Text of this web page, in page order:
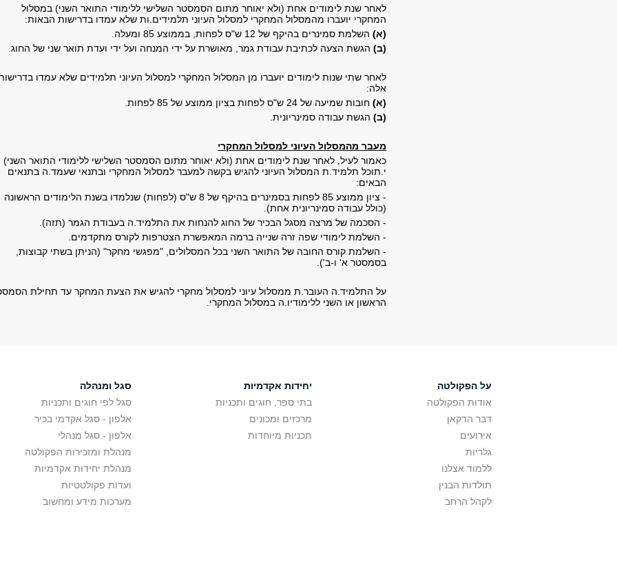
לאחר שנת לימודים אחת (ולא יאוחר מתום הסמסטר השלישי ללימודי התואר השני) במסלול
המחקרי יועברו מהמסלול המחקרי למסלול העיוני תלמידים.ות שלא עמדו בדרישות הבאות:
(א) השלמת סמינרים בהיקף של 12 ש"ס לפחות, בממוצע 85 ומעלה.
(ב) הגשת הצעה לכתיבת עבודת גמר, מאושרת על ידי המנחה ועל ידי ועדת תואר שני של החוג.
לאחר שתי שנות לימודים יועברו מן המסלול המחקרי למסלול העיוני תלמידים שלא עמדו
אלה:
(א) חובות שמיעה של 24 ש"ס לפחות בציון ממוצע של 85 לפחות.
(ב) הגשת עבודה סמינריונית
מעבר מהמסלול העיוני למסלול המחקרי
כאמור לעיל, לאחר שנת לימודים אחת (ולא יאוחר מתום הסמסטר השלישי ללימודי התואר השני)
י.תוכל תלמיד.ת המסלול העיוני להגיש בקשה למעבר למסלול המחקרי ובתנאי שעמד.ה בתנאים
הבאים:
- ציון ממוצע 85 לפחות בסמינרים בהיקף של 8 ש"ס (לפחות) שנלמדו בשנת הלימודים הראשונה
(כולל עבודה סמינריונית אחת).
- הסכמה של מרצה מסגל הבכיר של החוג להנחות את התלמיד.ה בעבודת הגמר (תזה).
- השלמת לימודי שפה זרה שנייה ברמה המאפשרת הצטרפות לקורס מתקדמים.
- השלמת קורס החובה של התואר השני בכל המסלולים, "מפגשי מחקר" (הניתן בשתי קבוצות,
בסמסטר א' ו-ב').
על התלמיד.ה העובר.ת ממסלול עיוני למסלול מחקרי להגיש את הצעת המחקר עד תחילת
הראשון או השני ללימודיו.ה במסלול המחקרי.
על הפקולטה
אודות הפקולטה
דבר הדקאן
אירועים
גלריות
ללמוד אצלנו
תולדות הבנין
לקהל הרחב
יחידות אקדמיות
בתי ספר, חוגים ותכניות
מרכזים ומכונים
תכניות מיוחדות
סגל ומנהלה
סגל לפי חוגים ותכניות
אלפון - סגל אקדמי בכיר
אלפון - סגל מנהלי
מנהלת ומזכירות הפקולטה
מנהלת יחידות אקדמיות
ועדות פקולטטיות
מערכות מידע ומחשוב